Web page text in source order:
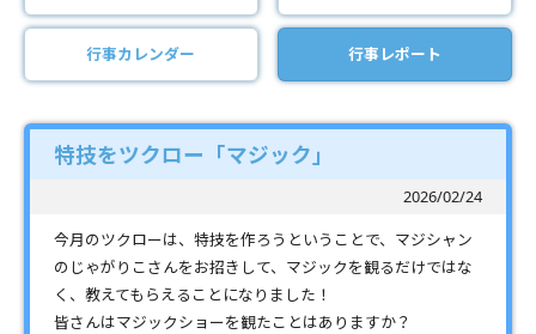
行事カレンダー 行事レポート
特技をツクロー「マジック」
2026/02/24
今月のツクローは、特技を作ろうということで、マジシャン
のじゃがりこさんをお招きして、マジックを観るだけではな
く、教えてもらえることになりました！
皆さんはマジックショーを観たことはありますか？